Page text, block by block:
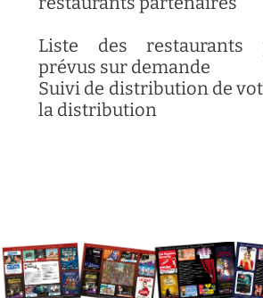
Liste des restaurants
prévus sur demande
Suivi de distribution de
la distribution